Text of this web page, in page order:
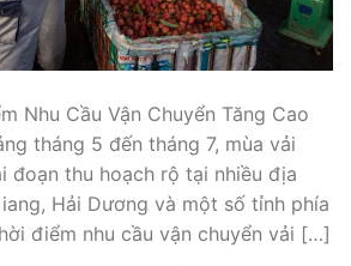
Nhu Cầu Vận Chuyển Tăng Cao
tháng 5 đến tháng 7, mùa vải
đoạn thu hoạch rộ tại nhiều địa
Hải Dương và một số tỉnh phía
điểm nhu cầu vận chuyển vải […]